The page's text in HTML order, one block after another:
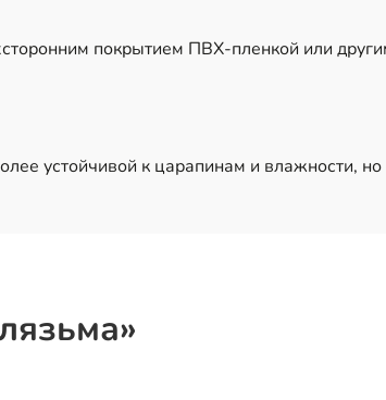
покрытием ПВХ-пленкой или
устойчивой к царапинам и влажности, но